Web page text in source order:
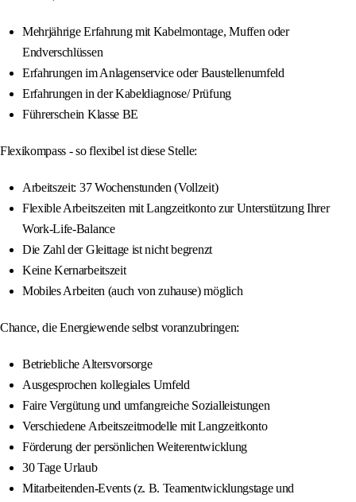
Mehrjährige Erfahrung mit Kabelmontage, Muffen oder
Endverschlüssen
Erfahrungen im Anlagenservice oder Baustellenumfeld
Erfahrungen in der Kabeldiagnose/ Prüfung
Führerschein Klasse BE
Flexikompass - so flexibel ist diese Stelle:
Arbeitszeit: 37 Wochenstunden (Vollzeit)
Flexible Arbeitszeiten mit Langzeitkonto zur Unterstützung Ihrer
Work-Life-Balance
Die Zahl der Gleittage ist nicht begrenzt
Keine Kernarbeitszeit
Mobiles Arbeiten (auch von zuhause) möglich
Chance, die Energiewende selbst voranzubringen:
Betriebliche Altersvorsorge
Ausgesprochen kollegiales Umfeld
Faire Vergütung und umfangreiche Sozialleistungen
Verschiedene Arbeitszeitmodelle mit Langzeitkonto
Förderung der persönlichen Weiterentwicklung
30 Tage Urlaub
Mitarbeitenden-Events (z. B. Teamentwicklungstage und